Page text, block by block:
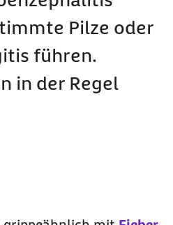
Pilze oder
führen.
in der Regel